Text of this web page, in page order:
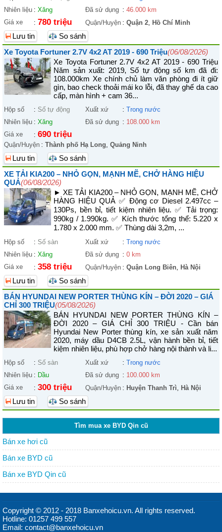
Nhiên liệu : Xăng Đã sử dụng : 46.000 km
Giá xe
: 780 triệu Quận/Huyện : Quận 2, Hồ Chí Minh
Lưu tin
So sánh
Xe Toyota Fortuner 2.7V 4x2 AT 2019 - 690 Triệu(06/08/2026)
Xe Toyota Fortuner 2.7V 4x2 AT 2019 - 690 Triệu
Năm sản xuất: 2019, Số tự động số km đã đi:
108.000km Xe chính chủ làm văn phòng đi ít giữ
gìn, bao check thoải mái ko lỗi, đã thay ghế da cao
cấp, màn hình + cam 36...
Hộp số : Số tự động Xuất xứ : Trong nước
Nhiên liệu : Xăng Đã sử dụng : 108.000 km
Giá xe
: 690 triệu
Quận/Huyện : Thành phố Hạ Long, Quảng Ninh
Lưu tin
So sánh
XE TẢI KIA200 – NHỎ GỌN, MẠNH MẼ, CHỞ HÀNG HIỆU
QUẢ(06/08/2026)
► XE TẢI KIA200 – NHỎ GỌN, MẠNH MẼ, CHỞ
HÀNG HIỆU QUẢ ✅ Động cơ Diesel 2.497cc –
130Ps, bền bỉ, tiết kiệm nhiên liệu. ✅ Tải trọng:
990kg / 1.990kg. ✅ Kích thước tổng thể: 5.220 x
1.780 x 2.000 mm. ✅ Thùng dài 3,2m, ...
Hộp số : Số sàn Xuất xứ : Trong nước
Nhiên liệu : Xăng Đã sử dụng : 0 km
Giá xe
: 358 triệu Quận/Huyện : Quận Long Biên, Hà Nội
Lưu tin
So sánh
BÁN HYUNDAI NEW PORTER THÙNG KÍN – ĐỜI 2020 – GIÁ
CHỈ 300 TRIỆU(05/08/2026)
BÁN HYUNDAI NEW PORTER THÙNG KÍN –
ĐỜI 2020 – GIÁ CHỈ 300 TRIỆU - Cần bán
Hyundai New Porter thùng kín, xe sản xuất năm
2020, máy dầu D4CB 2.5L, vận hành bền bỉ, tiết
kiệm nhiên liệu, phù hợp chở hàng nội thành và li...
Hộp số : Số sàn Xuất xứ : Trong nước
Nhiên liệu : Dầu Đã sử dụng : 100.000 km
Giá xe
: 300 triệu Quận/Huyện : Huyện Thanh Trì, Hà Nội
Lưu tin So sánh
Tìm mua xe BYD Qin cũ
Bán xe hơi cũ
Bán xe BYD cũ
Bán xe BYD Qin cũ
Copyright © 2012 - 2018 Banxehoicu.vn. All rights reserved.
Hotline: 01257 499 557
Email: contact@banxehoicu.vn